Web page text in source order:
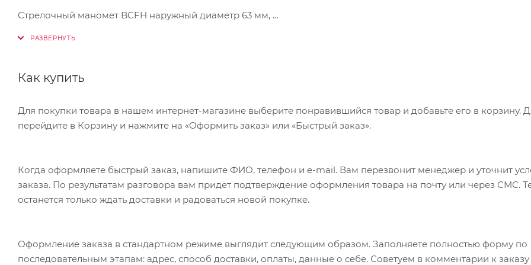
Стрелочный маномет BCFH наружный диаметр 63 мм,
Резьба M1/8" NPT,
с тыльной стороны перпендикулярно плоскости шкалы манометра (аксиальное).
Как купить
Для покупки товара в нашем интернет-магазине выберите понравившийся товар и добавьте его в корзину.
перейдите в Корзину и нажмите на «Оформить заказ» или «Быстрый заказ».
Когда оформляете быстрый заказ, напишите ФИО, телефон и e-mail. Вам перезвонит менеджер и уточнит
заказа. По результатам разговора вам придет подтверждение оформления товара на почту или через СМС.
останется только ждать доставки и радоваться новой покупке.
Оформление заказа в стандартном режиме выглядит следующим образом. Заполняете полностью форму по
последовательным этапам: адрес, способ доставки, оплаты, данные о себе. Советуем в комментарии к заказу